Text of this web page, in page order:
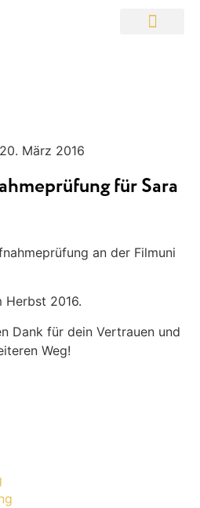
20. März 2016
für Sara
an der Filmuni
Herbst 2016.
Dank für dein Vertrauen und
Weg!